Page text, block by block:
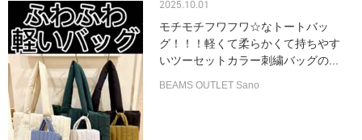
2025.10.01
モチモチフワフワ☆なトートバッ
グ！！！軽くて柔らかくて持ちやす
いツーセットカラー刺繍バッグの...
BEAMS OUTLET Sano